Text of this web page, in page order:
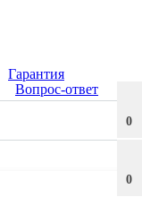
0
0
Гарантия
Вопрос-ответ